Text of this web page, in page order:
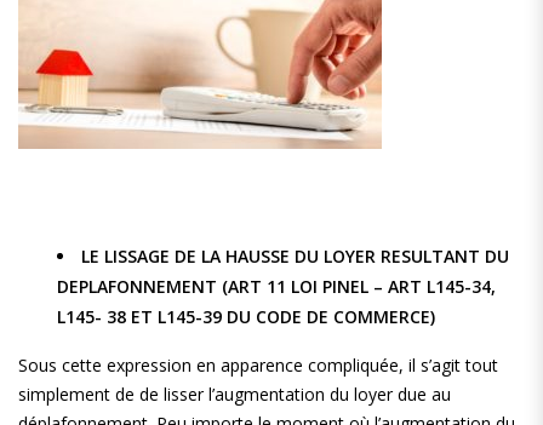
LE LISSAGE DE LA HAUSSE DU LOYER RESULTANT DU
DEPLAFONNEMENT (ART 11 LOI PINEL – ART L145-34,
L145- 38 ET L145-39 DU CODE DE COMMERCE)
Sous cette expression en apparence compliquée, il s’agit tout
simplement de de lisser l’augmentation du loyer due au